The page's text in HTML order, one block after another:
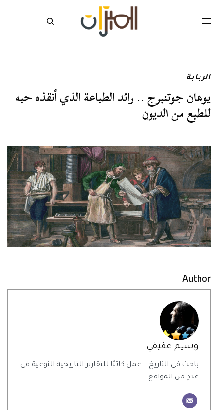
الربابة
يوهان جوتنبرج .. رائد الطباعة الذي أنقذه حبه
للطبع من الديون
Author
وسيم عفيفي
باحث في التاريخ .. عمل كاتبًا للتقارير التاريخية النوعية في
عددٍ من المواقع